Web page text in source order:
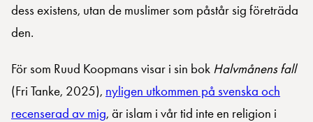
dess existens, utan de muslimer som påstår sig företräda
den.
För som Ruud Koopmans visar i sin bok Halvmånens fall
(Fri Tanke, 2025), nyligen utkommen på svenska och
recenserad av mig, är islam i vår tid inte en religion i